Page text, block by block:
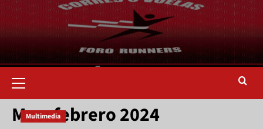
Mes:febrero 2024
Multimedia